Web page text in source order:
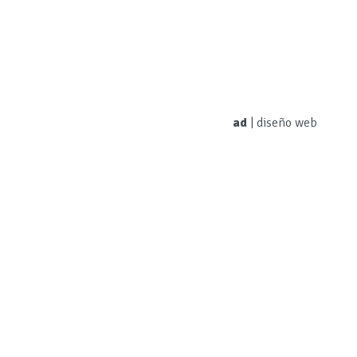
ad | diseño web